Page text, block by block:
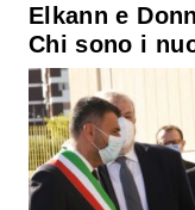
Elkann e
Chi sono i